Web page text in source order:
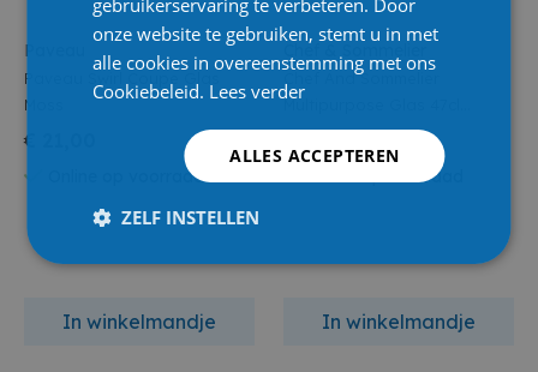
Paveau
Paveau Swirl Coupe Glas
Moss
€ 21,00
Online op voorraad
In winkelmandje
Chef & Sommelier
Chef And Sommelier
Multipurpose Glas 47cl
6stuks
Online op voorraad
In winkelmandje
onze website te gebruiken, stemt u in met
alle cookies in overeenstemming met ons
Cookiebeleid. Lees verder
ALLES ACCEPTEREN
ZELF INSTELLEN